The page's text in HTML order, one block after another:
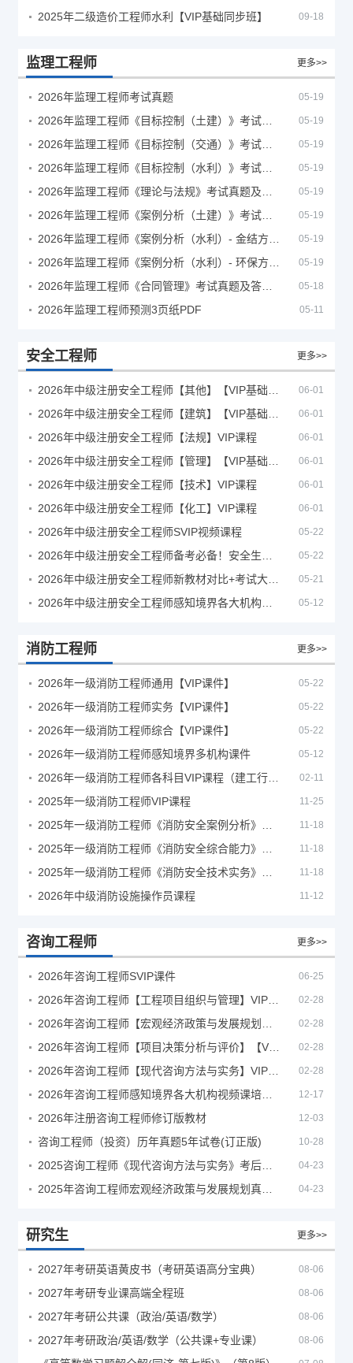
2025年二级造价工程师水利【VIP基础同步班】 09-18
监理工程师 更多>>
2026年监理工程师考试真题 05-19
05-19
05-19
05-19
05-19
05-19
05-19
05-19
05-18
2026年监理工程师预测3页纸PDF 05-11
安全工程师 更多>>
06-01
06-01
2026年中级注册安全工程师【法规】VIP课程 06-01
06-01
2026年中级注册安全工程师【技术】VIP课程 06-01
2026年中级注册安全工程师【化工】VIP课程 06-01
2026年中级注册安全工程师SVIP视频课程 05-22
05-22
05-21
05-12
消防工程师 更多>>
2026年一级消防工程师通用【VIP课件】 05-22
2026年一级消防工程师实务【VIP课件】 05-22
2026年一级消防工程师综合【VIP课件】 05-22
2026年一级消防工程师感知境界多机构课件 05-12
02-11
2025年一级消防工程师VIP课程 11-25
11-18
11-18
11-18
2026年中级消防设施操作员课程 11-12
咨询工程师 更多>>
2026年咨询工程师SVIP课件 06-25
02-28
02-28
02-28
02-28
12-17
2026年注册咨询工程师修订版教材 12-03
咨询工程师（投资）历年真题5年试卷(订正版) 10-28
04-23
04-23
研究生 更多>>
2027年考研英语黄皮书（考研英语高分宝典） 08-06
2027年考研专业课高端全程班 08-06
2027年考研公共课（政治/英语/数学） 08-06
2027年考研政治/英语/数学（公共课+专业课） 08-06